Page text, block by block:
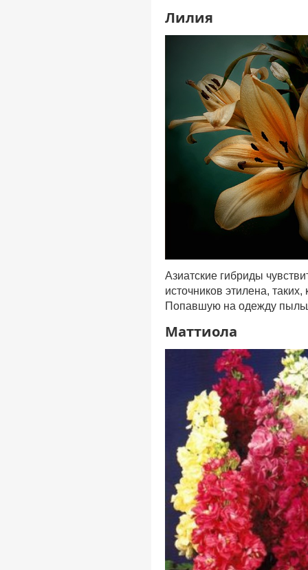
Лилия
Азиатские гибриды
источников этилена,
Попавшую на одежду
Маттиола